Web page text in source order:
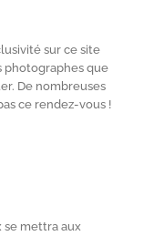
sur ce site
photographes que
De nombreuses
ce rendez-vous !
se mettra aux